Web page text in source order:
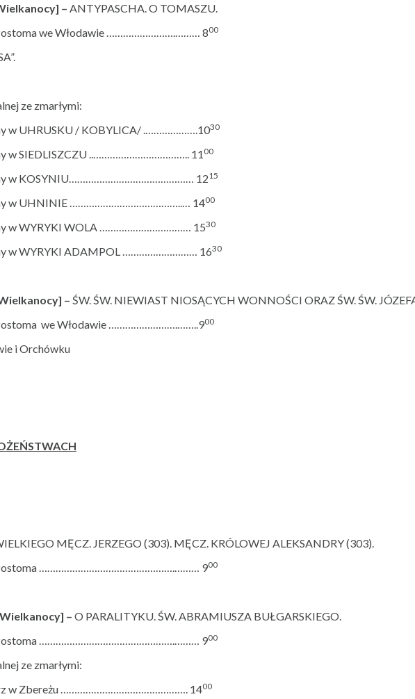
– ANTYPASCHA. O TOMASZU.
we Włodawie …………………….……… 800
ze zmarłymi:
w UHRUSKU / KOBYLICA/ .……………….1030
w SIEDLISZCZU ..…………………………….. 11 00
w KOSYNIU……………………………………… 1215
w UHNINIE …………………………………..… 1400
w WYRYKI WOLA …………………………… 1530
w WYRYKI ADAMPOL ……………………… 1630
– ŚW. ŚW. NIEWIAST NIOSĄCYCH WONNOŚCI ORAZ ŚW. ŚW.
we Włodawie …………………….……..900
i Orchówku
MĘCZ. JERZEGO (303). MĘCZ. KRÓLOWEJ ALEKSANDRY (303).
………………………………………….……… 900
– O PARALITYKU. ŚW. ABRAMIUSZA BUŁGARSKIEGO.
………………………………………….……… 900
ze zmarłymi:
w Zbereżu ………………………………………. 1400